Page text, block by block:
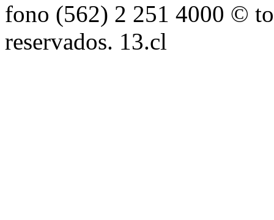
fono (562) 2 251 4000 ©
reservados. 13.cl